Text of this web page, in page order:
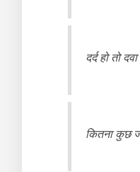
दर्द हो तो
कितना कुछ